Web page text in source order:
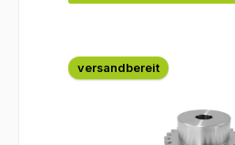
versandbereit